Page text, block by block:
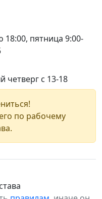
18:00, пятница 9:00-
четверг с 13-18
по рабочему